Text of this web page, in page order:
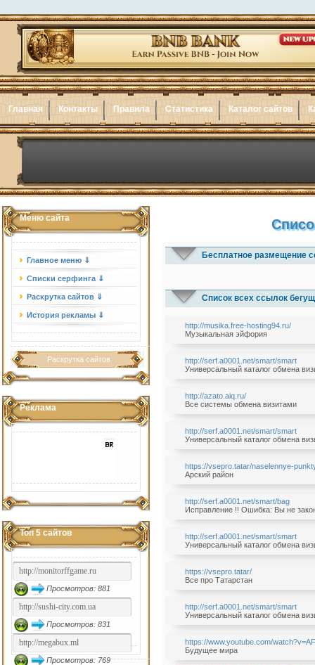
Главная Контакты Правила Статистика Каталог сайтов
Меню сайта
Главное меню ⇓
Списки серфинга ⇓
Раскрутка сайтов ⇓
История рекламы ⇓
Раскрутка сайтов
Реклама
Топ 5 сайтов
Просмотров: 881
Просмотров: 831
Просмотров: 769
Бесплатное размещение
Список всех ссылок
http://musika.free-hosting94.ru/
Музыкальная эйфория
http://serf.a0001.net/smart/smart
Универсальный каталог обмена
http://azato.aiq.ru/
Все системы обмена визитами
http://serf.a0001.net/smart/smart
Универсальный каталог обмена
https://vsepro.tatar/naselennye-
Арский район
http://serf.a0001.net/smart/bag
Исправление !! Ошибка: Вы не
http://serf.a0001.net/smart/smart
Универсальный каталог обмена
https://vsepro.tatar/
Все про Татарстан
http://serf.a0001.net/smart/smart
Универсальный каталог обмена
https://www.youtube.com/
Будущее мира